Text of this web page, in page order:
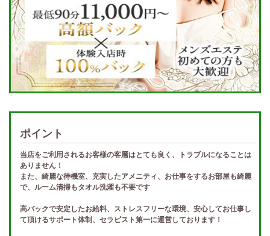
ポイント
当店をご利用されるお客様の客層はとても良く、トラブルになることは
ありません！
また、綺麗な待機室、充実したアメニティ、お仕事をするお部屋も綺麗
で、ルーム清掃もタオル洗濯も不要です
高バックで安定したお給料、ストレスフリーな環境、安心してお仕事し
て頂けるサポート体制、セラピスト第一に運営しております！